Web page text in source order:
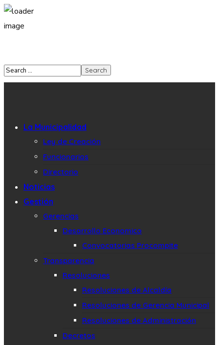
La Municipalidad
Ley de Creación
Funcionarios
Directorio
Noticias
Gestión
Gerencias
Desarrollo Economico
Convocatorias Procompite
Transparencia
Resoluciones
Resoluciones de Alcaldía
Resoluciones de Gerencia Municipal
Resoluciones de Administración
Decretos